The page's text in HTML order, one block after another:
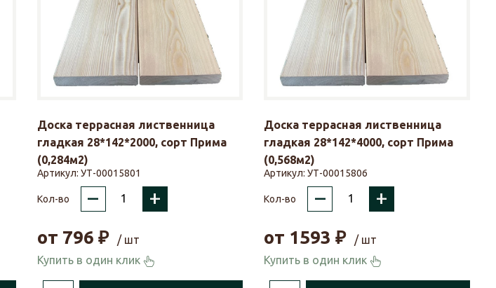
Доска террасная лиственница
гладкая 28*142*2000, сорт Прима
(0,284м2)
Артикул: УТ-00015801
Кол-во – +
от 796 ₽
/ шт
Купить в один клик
Доска террасная лиственница
гладкая 28*142*4000, сорт Прима
(0,568м2)
Артикул:УТ-00015806
Кол-во – +
от 1593 ₽
/ шт
Купить в один клик